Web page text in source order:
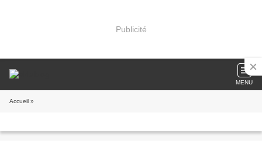
Publicité
MENU
Accueil »